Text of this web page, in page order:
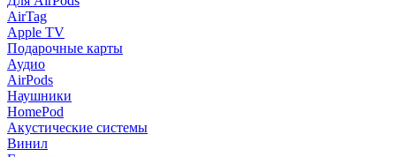
AirTag
Apple TV
Подарочные карты
Аудио
AirPods
Наушники
HomePod
Акустические системы
Винил